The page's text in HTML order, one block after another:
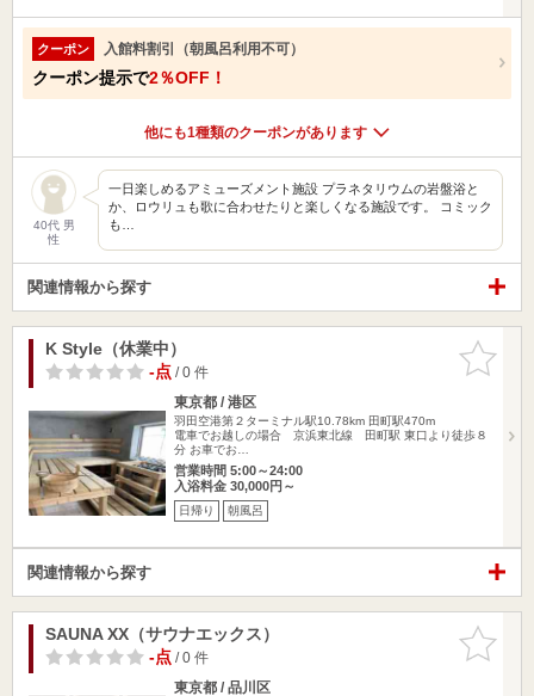
クーポン 入館料割引（朝風呂利用不可）
クーポン提示で2％OFF！
他にも1種類のクーポンがあります
40代 男
性
一日楽しめるアミューズメント施設 プラネタリウムの岩盤浴と
か、ロウリュも歌に合わせたりと楽しくなる施設です。 コミック
も…
関連情報から探す
お気に入
りに追加
K Style（休業中）
-点/ 0 件
東京都 / 港区
羽田空港第２ターミナル駅10.78km 田町駅470m
電車でお越しの場合 京浜東北線 田町駅 東口より徒歩８
分 お車でお…
営業時間 5:00～24:00
入浴料金 30,000円～
日帰り 朝風呂
関連情報から探す
お気に入
りに追加
SAUNA XX（サウナエックス）
-点/ 0 件
東京都 / 品川区